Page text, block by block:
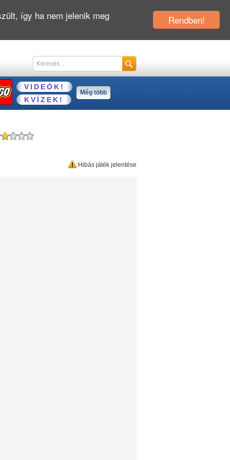
VIDEÓK!
KVÍZEK!
Még több
Hibás játék jelentése
Rendben!
így ha nem jelenik meg